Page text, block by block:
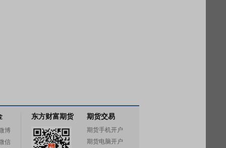
博
信
东方财富期货 期货交易
期货手机开户
期货电脑开户